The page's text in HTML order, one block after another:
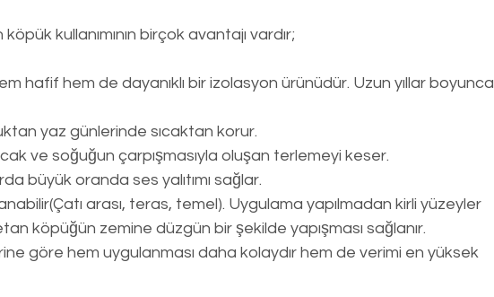
kullanımının birçok avantajı vardır;
hafif hem de dayanıklı bir izolasyon ürünüdür. Uzun yıllar boyunca
yaz günlerinde sıcaktan korur.
ve soğuğun çarpışmasıyla oluşan terlemeyi keser.
büyük oranda ses yalıtımı sağlar.
arası, teras, temel). Uygulama yapılmadan kirli yüzeyler
köpüğün zemine düzgün bir şekilde yapışması sağlanır.
göre hem uygulanması daha kolaydır hem de verimi en yüksek